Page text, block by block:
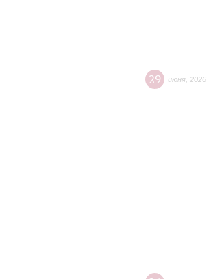
29 июня 2026